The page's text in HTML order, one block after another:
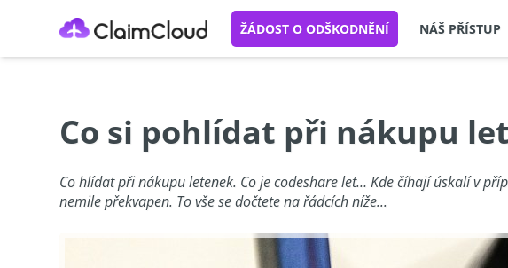
ŽÁDOST O ODŠKODNĚNÍ NÁŠ PŘÍSTUP
Co si pohlídat při nákupu
Co hlídat při nákupu letenek. Co je codeshare let… Kde číhají úskalí v
nemile překvapen. To vše se dočtete na řádcích níže...